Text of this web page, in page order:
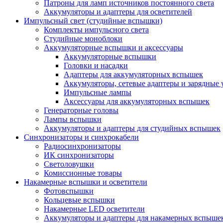
Патроны для ламп источников постоянного света
Аккумуляторы и адаптеры для осветителей
Импульсный свет (студийные вспышки)
Комплекты импульсного света
Студийные моноблоки
Аккумуляторные вспышки и аксессуары
Аккумуляторные вспышки
Головки и насадки
Адаптеры для аккумуляторных вспышек
Аккумуляторы, сетевые адаптеры и зарядные
Импульсные лампы
Аксессуары для аккумуляторных вспышек
Генераторные головы
Лампы вспышки
Аккумуляторы и адаптеры для студийных вспышек
Синхронизаторы и синхрокабели
Радиосинхронизаторы
ИК синхронизаторы
Светоловушки
Комиссионные товары
Накамерные вспышки и осветители
Фотовспышки
Кольцевые вспышки
Накамерные LED осветители
Аккумуляторы и адаптеры для накамерных